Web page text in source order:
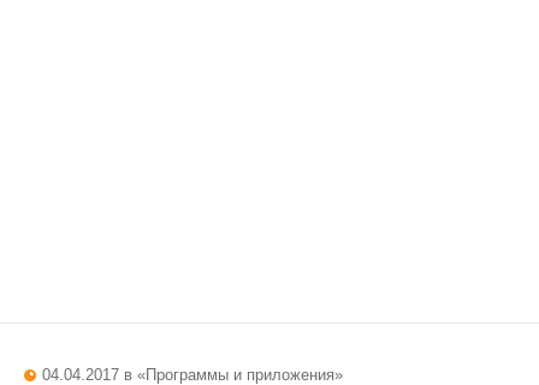
04.04.2017 в «Программы и приложения»